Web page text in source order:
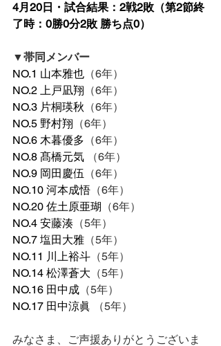
4月20日・試合結果：2戦2敗（第2節終
了時：0勝0分2敗 勝ち点0）
▼帯同メンバー
NO.1 山本雅也 （6年）
NO.2 上戸凪翔 （6年）
NO.3 片桐瑛秋 （6年）
NO.5 野村翔 （6年）
NO.6 木暮優多 （6年）
NO.8 髙橋元気
（6年）
NO.9 岡田慶伍 （6年）
NO.10 河本成悟 （6年）
NO.20 佐土原亜瑚
（6年）
NO.4 安藤湊 （5年）
NO.7 塩田大雅 （5年）
NO.11 川上裕斗 （5年）
NO.14 松澤蒼大 （5年）
NO.16 田中成 （5年）
NO.17 田中涼眞
（5年）
みなさま、ご声援ありがとうございま